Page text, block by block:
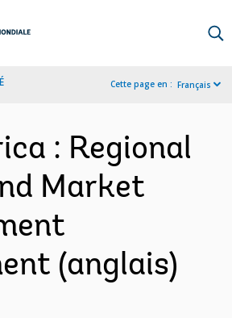
Cette page en : Français
: Regional
Market
(anglais)